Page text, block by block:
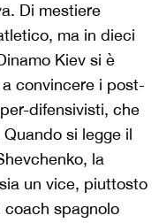
Di mestiere
ma in dieci
Kiev si è
convincere i post-
difensivisti, che
si legge il
la
un vice, piuttosto
coach spagnolo